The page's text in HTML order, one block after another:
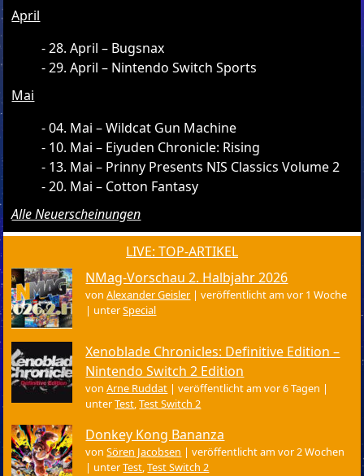
April
28. April – Bugsnax
29. April – Nintendo Switch Sports
Mai
04. Mai – Wildcat Gun Machine
10. Mai – Eiyuden Chronicle: Rising
13. Mai – Prinny Presents NIS Classics Volume 2
20. Mai – Cotton Fantasy
Alle Neuerscheinungen
LIVE: TOP-ARTIKEL
NMag-Vorschau 2. Halbjahr 2026
vonAlexander Geisler |veröffentlicht am vor 1 Woche
| unterSpecial
Xenoblade Chronicles: Definitive Edition –
Nintendo Switch 2 Edition
vonArne Ruddat |veröffentlicht am vor 6 Tagen |
unterTest,Test Switch 2
Donkey Kong Bananza
vonSören Jacobsen |veröffentlicht am vor 2 Wochen
| unterTest,Test Switch 2